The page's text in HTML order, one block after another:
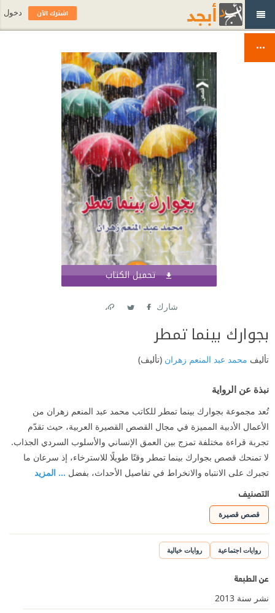
تحميل الكتاب
شارك
بجوارك بينما تمطر
تأليف محمد عبد المنعم زهران (تأليف)
نبذة عن الرواية
تُعد مجموعة بجوارك بينما تمطر للكاتب محمد عبد المنعم زهران من
الأعمال الأدبية المميزة في مجال القصص القصيرة العربية، حيث تقدّم
تجربة قراءة مختلفة تمزج بين العمق الإنساني والأسلوب السردي الجذاب.
لا تمنحك قصص بجوارك بينما تمطر وقتًا طويلًا للاسترخاء، إذ سرعان ما
تجبرك على الانتباه والانخراط في تفاصيل الأحداث، بفضل ... المزيد
التصنيف
قصص قصيرة
روايات اجتماعية روايات خيالية
عن الطبعة
نشر سنة 2013
اشترك الآن دخول